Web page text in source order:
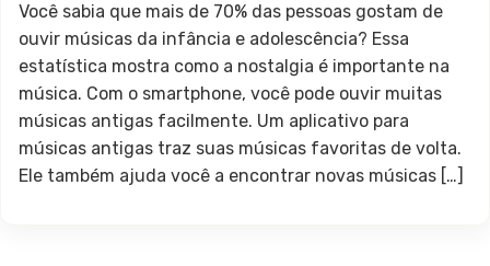
Você sabia que mais de 70% das pessoas gostam de
ouvir músicas da infância e adolescência? Essa
estatística mostra como a nostalgia é importante na
música. Com o smartphone, você pode ouvir muitas
músicas antigas facilmente. Um aplicativo para
músicas antigas traz suas músicas favoritas de volta.
Ele também ajuda você a encontrar novas músicas […]